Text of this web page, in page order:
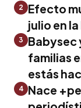
2
Efecto
julio en
3
Babysec
familias
estás
4 Nace